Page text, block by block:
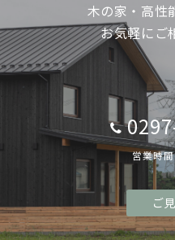
木の家・高性
お気軽にご
営業時
ご